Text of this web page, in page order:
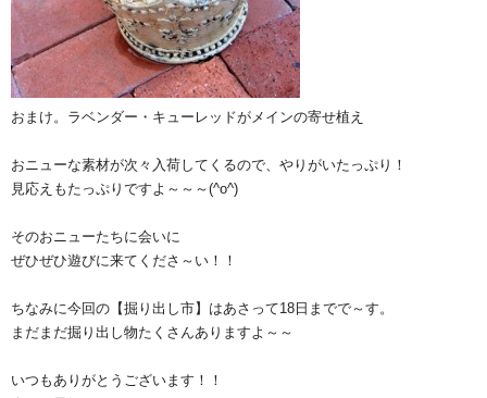
おまけ。ラベンダー・キューレッドがメインの寄せ植え
おニューな素材が次々入荷してくるので、やりがいたっぷり！
見応えもたっぷりですよ～～～(^o^)
そのおニューたちに会いに
ぜひぜひ遊びに来てくださ～い！！
ちなみに今回の【掘り出し市】はあさって18日までで～す。
まだまだ掘り出し物たくさんありますよ～～
いつもありがとうございます！！